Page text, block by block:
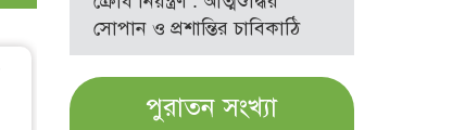
সোপান ও প্রশান্তির চাবিকাঠি
পুরাতন সংখ্যা